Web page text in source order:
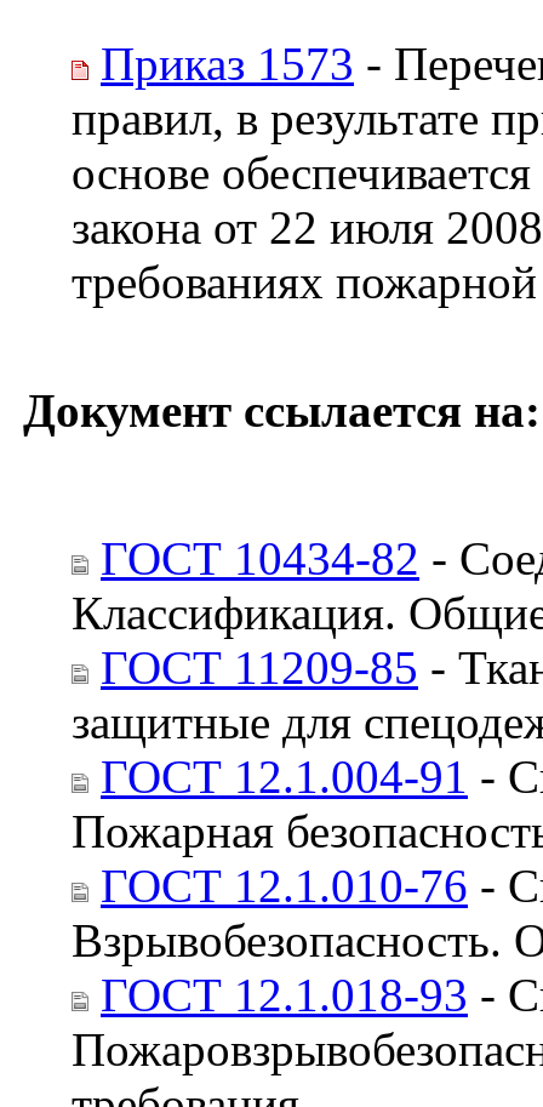
Приказ 1573 -
правил, в результате
основе
закона от 22 июля
требованиях
Документ ссылается на:
ГОСТ 10434-82 -
Классификация.
ГОСТ 11209-85 -
защитные для
ГОСТ 12.1.004-91 -
Пожарная
ГОСТ 12.1.010-76 -
Взрывобезопасность.
ГОСТ 12.1.018-93 -